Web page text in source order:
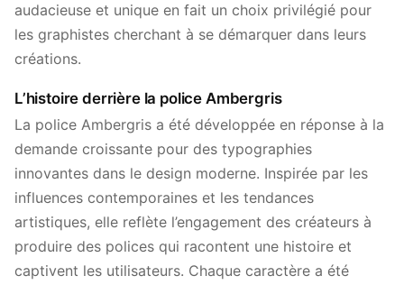
audacieuse et unique en fait un choix privilégié pour
les graphistes cherchant à se démarquer dans leurs
créations.
L’histoire derrière la police Ambergris
La police Ambergris a été développée en réponse à la
demande croissante pour des typographies
innovantes dans le design moderne. Inspirée par les
influences contemporaines et les tendances
artistiques, elle reflète l’engagement des créateurs à
produire des polices qui racontent une histoire et
captivent les utilisateurs. Chaque caractère a été